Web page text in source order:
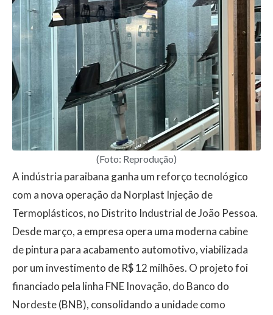
(Foto: Reprodução)
A indústria paraibana ganha um reforço tecnológico
com a nova operação da Norplast Injeção de
Termoplásticos, no Distrito Industrial de João Pessoa.
Desde março, a empresa opera uma moderna cabine
de pintura para acabamento automotivo, viabilizada
por um investimento de R$ 12 milhões. O projeto foi
financiado pela linha FNE Inovação, do Banco do
Nordeste (BNB), consolidando a unidade como